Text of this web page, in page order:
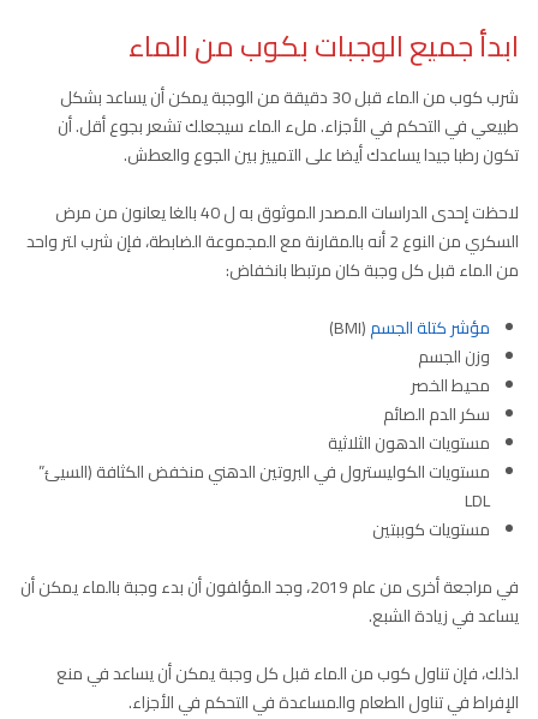
ابدأ جميع الوجبات بكوب من الماء
شرب كوب من الماء قبل 30 دقيقة من الوجبة يمكن أن يساعد بشكل
طبيعي في التحكم في الأجزاء. ملء الماء سيجعلك تشعر بجوع أقل. أن
تكون رطبا جيدا يساعدك أيضا على التمييز بين الجوع والعطش.
لاحظت إحدى الدراسات المصدر الموثوق به ل 40 بالغا يعانون من مرض
السكري من النوع 2 أنه بالمقارنة مع المجموعة الضابطة، فإن شرب لتر واحد
من الماء قبل كل وجبة كان مرتبطا بانخفاض:
مؤشر كتلة الجسم(BMI)
وزن الجسم
محيط الخصر
سكر الدم الصائم
مستويات الدهون الثلاثية
مستويات الكوليسترول في البروتين الدهني منخفض الكثافة (السيئ”
LDL
مستويات كوببتين
في مراجعة أخرى من عام 2019، وجد المؤلفون أن بدء وجبة بالماء يمكن أن
يساعد في زيادة الشبع.
لذلك، فإن تناول كوب من الماء قبل كل وجبة يمكن أن يساعد في منع
الإفراط في تناول الطعام والمساعدة في التحكم في الأجزاء.